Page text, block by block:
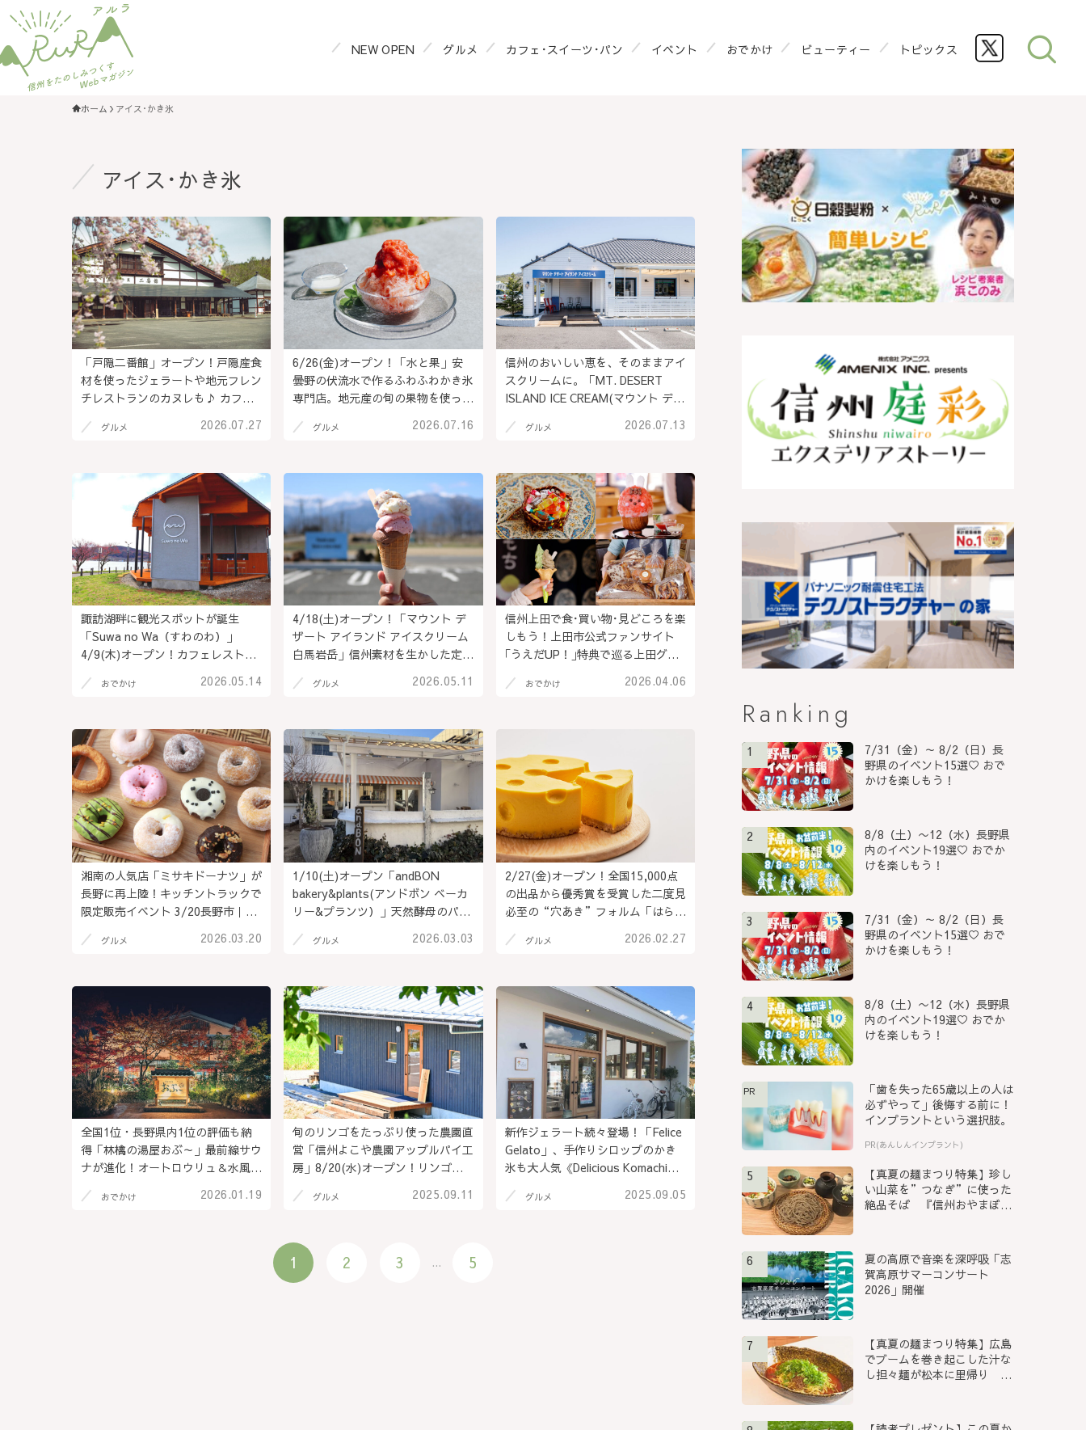
NEW OPEN グルメ カフェ･スイーツ･パン イベント おでかけ ビューティー トピックス
ホーム アイス･かき氷
アイス･かき氷
「戸隠二番館」オープン！戸隠産食
材を使ったジェラートや地元フレン
チレストランのカヌレも♪ カフェ･
店をリノベーションした新施設＠長
2026.07.27
グルメ
6/26(金)オープン！「水と果」安
曇野の伏流水で作るふわふわかき氷
専門店。地元産の旬の果物を使った
野市
2026.07.16
グルメ
信州のおいしい恵を、そのままアイ
スクリームに。「MT. DESERT
ISLAND ICE CREAM(マウント デザ
ム）」素材を生かして手作りのアメ
曇野市
2026.07.13
グルメ
諏訪湖畔に観光スポットが誕生
「Suwa no Wa（すわのわ）」
4/9(木)オープン！カフェレストラ
業で遅めランチもOK＠長野県 下諏
2026.05.14
おでかけ
4/18(土)オープン！「マウント デ
ザート アイランド アイスクリーム
白馬岩岳」信州素材を生かした定番
11/31(月)までの期間限定で営業＠
2026.05.11
グルメ
信州上田で食･買い物･見どころを楽
しもう！上田市公式ファンサイト
｢うえだUP！｣特典で巡る上田グル
2026.04.06
おでかけ
湘南の人気店「ミサキドーナツ」が
長野に再上陸！キッチントラックで
限定販売イベント 3/20長野市｜
｜茅野市運動公園
2026.03.20
グルメ
1/10(土)オープン「andBON
bakery&plants(アンドボン ベーカ
リー&プランツ）」天然酵母のパン
「LEVRE and BON」から独立オー
2026.03.03
グルメ
2/27(金)オープン！全国15,000点
の出品から優秀賞を受賞した二度見
必至の“穴あき”フォルム「はらぺ
「あづみ野ミルク」で買える！＠長
2026.02.27
グルメ
全国1位・長野県内1位の評価も納
得「林檎の湯屋おぶ～」最前線サウ
ナが進化！オートロウリュ＆水風呂
2026.01.19
おでかけ
旬のリンゴをたっぷり使った農園直
営「信州よこや農園アップルパイ工
房」8/20(水)オープン！リンゴ畑
を味わって♪@松本市
2025.09.11
グルメ
新作ジェラート続々登場！「Felice
Gelato」、手作りシロップのかき
氷も大人気《Delicious Komachi食
2025.09.05
グルメ
1 2 3 ... 5
Ranking
1
7/31（金）～ 8/2（日）長
野県のイベント15選♡ おで
かけを楽しもう！
2
8/8（土）〜12（水）長野県
内のイベント19選♡ おでか
けを楽しもう！
3
7/31（金）～ 8/2（日）長
野県のイベント15選♡ おで
かけを楽しもう！
4
8/8（土）〜12（水）長野県
内のイベント19選♡ おでか
けを楽しもう！
PR
「歯を失った65歳以上の人は
必ずやって」後悔する前に！
インプラントという選択肢。
PR(あんしんインプラント)
5
【真夏の麺まつり特集】珍し
い山菜を”つなぎ”に使った
絶品そば 『信州おやまぼく
6
夏の高原で音楽を深呼吸「志
賀高原サマーコンサート
2026」開催
7
【真夏の麺まつり特集】広島
でブームを巻き起こした汁な
し担々麺が松本に里帰り